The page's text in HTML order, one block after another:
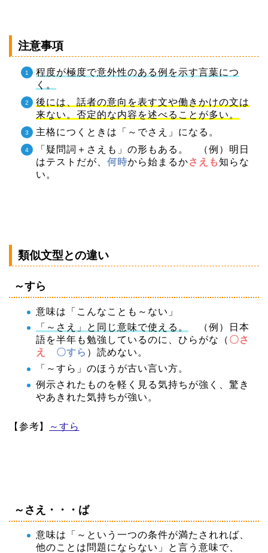
注意事項
程度が極度で意外性のある例を示す言葉につ
く。
後には、話者の意向を表す文や働きかけの文は
来ない。否定的な内容を述べることが多い。
主格につくときは「～でさえ」になる。
「疑問詞＋さえも」の形もある。 （例）明日
はテストだが、 何時から始まるかさえも知らな
い。
類似文型との違い
～すら
意味は「こんなことも～ない」
「～さえ」と同じ意味で使える。
（例）日本
語を半年も勉強しているのに、ひらがな（ 〇さ
え
〇すら ）読めない。
「～すら」のほうが古い言い方。
例示されたものを軽く見る気持ちが強く、驚き
やあきれた気持ちが強い。
【参考】 ～すら
～さえ・・・ば
意味は「～という一つの条件が満たされれば、
他のことは問題にならない」と言う意味で、